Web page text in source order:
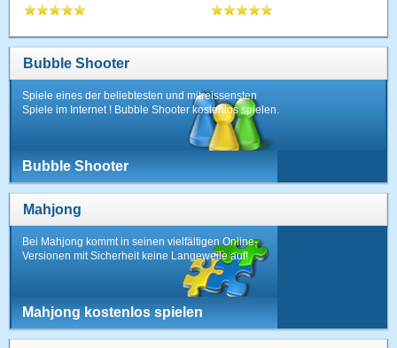
Bubble Shooter
Spiele eines der beliebtesten und mitreissensten
Spiele im Internet ! Bubble Shooter kostenlos spielen.
Bubble Shooter
Mahjong
Bei Mahjong kommt in seinen vielfältigen Online-
Versionen mit Sicherheit keine Langeweile auf!
Mahjong kostenlos spielen